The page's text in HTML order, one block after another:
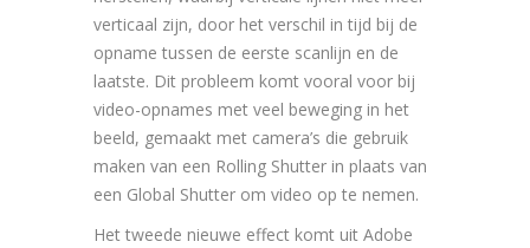
verticaal zijn, door het verschil in tijd bij de
opname tussen de eerste scanlijn en de
laatste. Dit probleem komt vooral voor bij
video-opnames met veel beweging in het
beeld, gemaakt met camera’s die gebruik
maken van een Rolling Shutter in plaats van
een Global Shutter om video op te nemen.
Het tweede nieuwe effect komt uit Adobe